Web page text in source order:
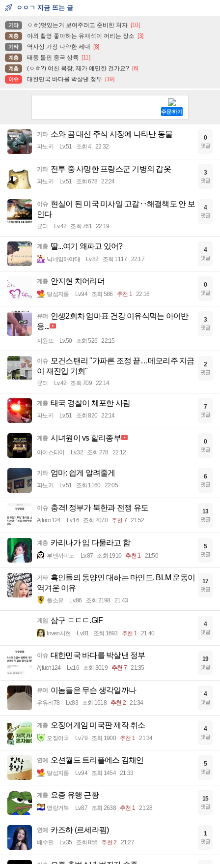
ㅇㅇㄱ 지금 뜨는 글
기타 ㅇㅎ)멋있는거 보여주려고 준비한 처자 [10]
계층 야외 촬영 좋아하는 유재석이 꺼리는 장소 [3]
기타 역사상 가장 나약한 세대 [8]
계층 태풍 돌핀 중국 상륙 [11]
계층 (ㅇㅎ?) 여친 복장, 제가 예민한 건가요? [6]
이슈 대한민국 바다를 박살낸 정부 [19]
기타 소와 곰 대신 주식 시장에 나타난 동물
파노키 Lv.51 조회 4 22:32
0
댓글
기타 전투 중 사망한 프랑스군 기병의 갑옷
파노키 Lv.51 조회 678 22:24
3
댓글
이슈 현실이 된 미국 미사일 고갈‥해결책도 안 보
인다
균터 Lv.42 조회 761 22:19
4
댓글
계층 딸...여기 왜파고 있어?
닉네임해야대 Lv.82 조회 1117 22:17
4
댓글
계층 안지현 치어리더
달섭지롱 Lv.94 조회 586 추천 1 22:16
0
댓글
유머 인생2회차 엄마표 건강 이유식먹는 아이반
응...
지원뜨 Lv.50 조회 526 22:15
3
댓글
이슈
모건스탠리 "가파른 조정 끝…메모리주 지금
이 재진입 기회"
균터 Lv.42 조회 709 22:14
2
댓글
계층 태국 경찰이 체포한 사람
파노키 Lv.51 조회 820 22:14
7
댓글
계층 시녀원이 vs 할리종부
아이스티이 Lv.32 조회 278 22:12
0
댓글
기타 엄마: 쉽게 알려줄게
파노키 Lv.51 조회 1160 22:05
6
댓글
이슈 충격! 정부가 북한과 전쟁 유도
Ajfucn124 Lv.16 조회 2070 추천 7 21:52
13
댓글
계층 카리나가 입 다물라고 함
부엔까미노 Lv.87 조회 1910 추천 1 21:50
5
댓글
기타 흑인들의 동양인 대하는 마인드, BLM 운동이
역겨운 이유
풀소유 Lv.86 조회 2198 21:43
17
댓글
게임 삼구 ㄷㄷㄷ.GIF
Inven서현 Lv.81 조회 1693 추천 1 21:40
4
댓글
이슈 대한민국 바다를 박살낸 정부
Ajfucn124 Lv.16 조회 3019 추천 7 21:35
19
댓글
유머 이놈들은 무슨 생각일까나
우유리78 Lv.83 조회 1618 추천 2 21:34
4
댓글
계층 오징어게임 미국판 제작 취소
오징어국 Lv.79 조회 1900 추천 1 21:34
4
댓글
연예 오션월드 트리플에스 김채연
달섭지롱 Lv.94 조회 1454 21:33
5
댓글
계층 요증 유행 근황
명량거북 Lv.87 조회 2638 추천 1 21:28
15
댓글
연예 카즈하 (르세라핌)
배수민 Lv.35 조회 856 추천 2 21:27
1
댓글